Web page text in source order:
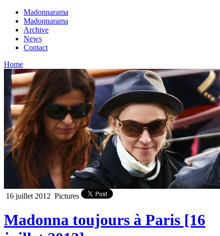
Madonnarama
Madonnarama
Archive
News
Contact
Home
16 juillet 2012 Pictures
Madonna toujours à Paris [16